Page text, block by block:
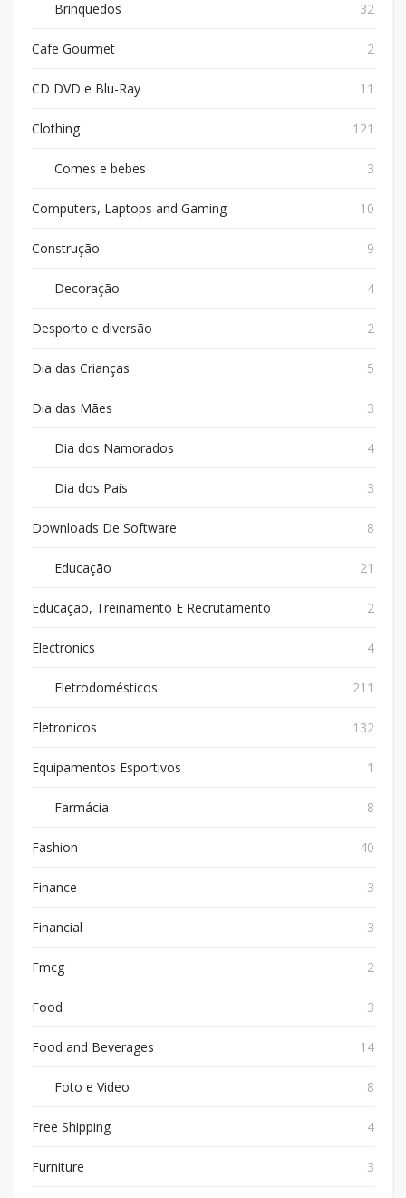
Brinquedos 32
Cafe Gourmet 2
CD DVD e Blu-Ray 11
Clothing 121
Comes e bebes 3
Computers, Laptops and Gaming 10
Construção 9
Decoração 4
Desporto e diversão 2
Dia das Crianças 5
Dia das Mães 3
Dia dos Namorados 4
Dia dos Pais 3
Downloads De Software 8
Educação 21
Educação, Treinamento E Recrutamento 2
Electronics 4
Eletrodomésticos 211
Eletronicos 132
Equipamentos Esportivos 1
Farmácia 8
Fashion 40
Finance 3
Financial 3
Fmcg 2
Food 3
Food and Beverages 14
Foto e Video 8
Free Shipping 4
Furniture 3